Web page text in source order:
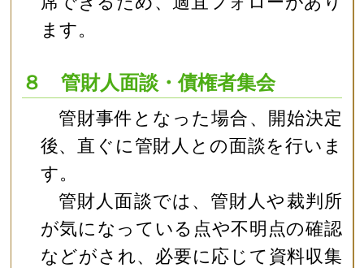
ます。
８ 管財人面談・債権者集会
管財事件となった場合、開始決定
後、直ぐに管財人との面談を行いま
す。
管財人面談では、管財人や裁判所
が気になっている点や不明点の確認
などがされ、必要に応じて資料収集